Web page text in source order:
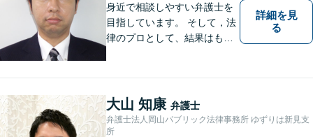
身近で相談しやすい弁護士を
目指しています。 そして，法
律のプロとして、結果はもち
依頼者様の心を理解し，寄り
添いながら問題い解決のサポ
ートを心がけています。
詳細を見
る
大山 知康 弁護士
弁護士法人岡山パブリック法律事務所 ゆずりは新見支
所